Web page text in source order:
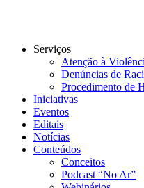
Serviços
Atenção à
Denúncias de
Procedimento de
Iniciativas
Eventos
Editais
Notícias
Conteúdos
Conceitos
Podcast “No Ar”